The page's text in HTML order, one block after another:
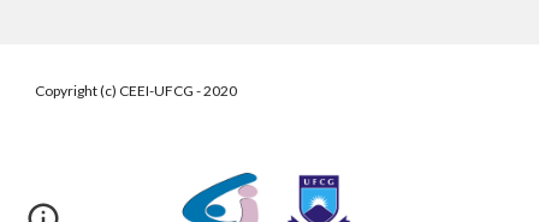
Copyright (c) CEEI-UFCG - 2020